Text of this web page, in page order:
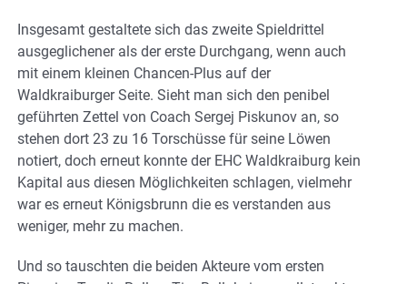
Insgesamt gestaltete sich das zweite Spieldrittel
ausgeglichener als der erste Durchgang, wenn auch
mit einem kleinen Chancen-Plus auf der
Waldkraiburger Seite. Sieht man sich den penibel
geführten Zettel von Coach Sergej Piskunov an, so
stehen dort 23 zu 16 Torschüsse für seine Löwen
notiert, doch erneut konnte der EHC Waldkraiburg kein
Kapital aus diesen Möglichkeiten schlagen, vielmehr
war es erneut Königsbrunn die es verstanden aus
weniger, mehr zu machen.
Und so tauschten die beiden Akteure vom ersten